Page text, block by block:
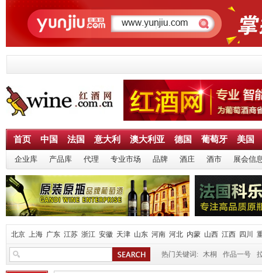
首页 中国 法国 意大利 澳大利亚 德国 葡萄牙 美国
企业库 产品库 代理 专业市场 品牌 酒庄 酒市 展会信
北京 上海 广东 江苏 浙江 安徽 天津 山东 河南 河北 内蒙 山西 江西 四川
热门关键词: 木桐 作品一号